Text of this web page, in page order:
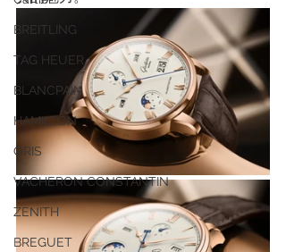
BREITLING
TAG HEUER
BLANCPAIN
HAMILTON
ORIS
VACHERON CONSTANTIN
ZENITH
BREGUET